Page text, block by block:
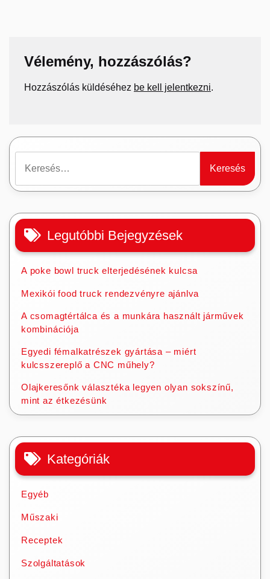
Vélemény, hozzászólás?
Hozzászólás küldéséhez be kell jelentkezni.
Legutóbbi Bejegyzések
A poke bowl truck elterjedésének kulcsa
Mexikói food truck rendezvényre ajánlva
A csomagtértálca és a munkára használt járművek
kombinációja
Egyedi fémalkatrészek gyártása – miért
kulcsszereplő a CNC műhely?
Olajkeresőnk választéka legyen olyan sokszínű,
mint az étkezésünk
Kategóriák
Egyéb
Műszaki
Receptek
Szolgáltatások